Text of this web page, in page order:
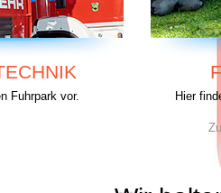
Fuhrpark vor. Hier